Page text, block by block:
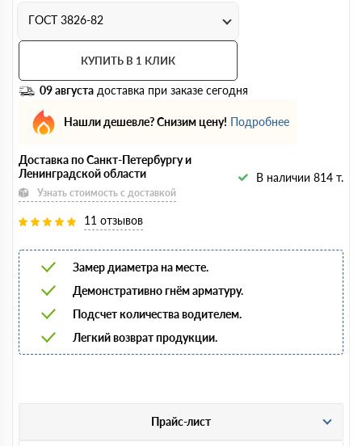
ГОСТ 3826-82
КУПИТЬ В 1 КЛИК
09 августа доставка при заказе сегодня
Нашли дешевле? Снизим цену! Подробнее
Доставка по Санкт-Петербургу и
Ленинградской области
Узнать стоимость с доставкой
В наличии 814 т.
11 отзывов
Замер диаметра на месте.
Демонстративно гнём арматуру.
Подсчет количества водителем.
Легкий возврат продукции.
Прайс-лист